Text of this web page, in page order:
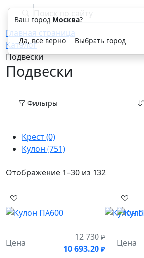
Главная страница
Каталог
Подвески
Подвески
Фильтры
Крест(0)
Кулон (751)
Отображение 1–30 из 132
Цена
12 730₽
10 693.20 ₽
Цена
Ваш город Москва?
Да, всё верно Выбрать город